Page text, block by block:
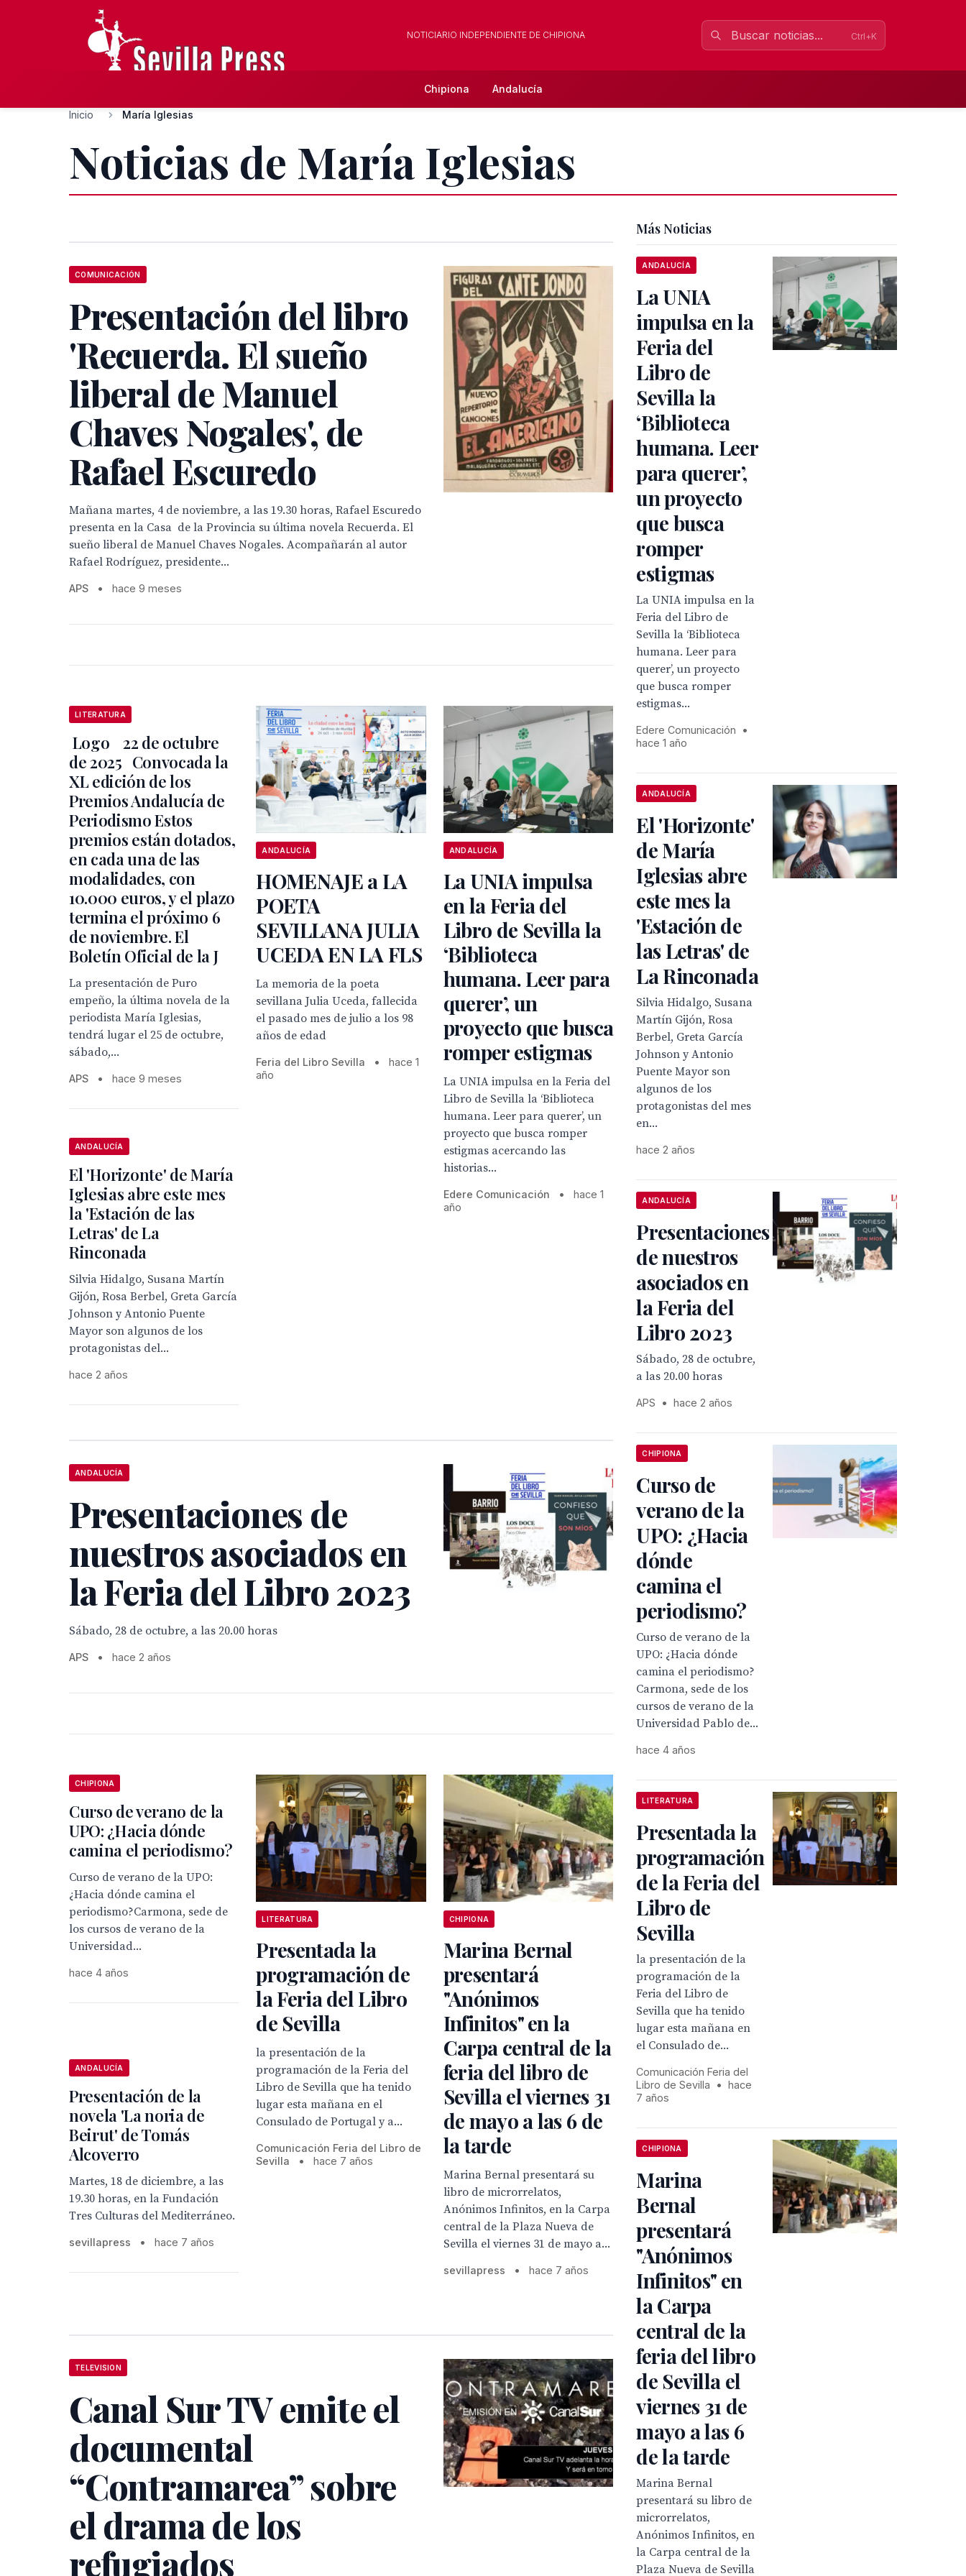
NOTICIARIO INDEPENDIENTE DE CHIPIONA Ctrl+K
Chipiona Andalucía
Inicio María Iglesias
Noticias de María Iglesias
COMUNICACIÓN
Presentación del libro
'Recuerda. El sueño
liberal de Manuel
Chaves Nogales', de
Rafael Escuredo
Mañana martes, 4 de noviembre, a las 19.30 horas, Rafael Escuredo
presenta en la Casa de la Provincia su última novela Recuerda. El
sueño liberal de Manuel Chaves Nogales. Acompañarán al autor
Rafael Rodríguez, presidente...
APS • hace 9 meses
LITERATURA
‌ Logo ‌ ‌ ‌ 22 de octubre
de 2025 ‌ ‌ Convocada la
XL edición de los
Premios Andalucía de
Periodismo Estos
premios están dotados,
en cada una de las
modalidades, con
10.000 euros, y el plazo
termina el próximo 6
de noviembre. El
Boletín Oficial de la J
La presentación de Puro
empeño, la última novela de la
periodista María Iglesias,
tendrá lugar el 25 de octubre,
sábado,...
APS • hace 9 meses
ANDALUCÍA
HOMENAJE a LA
POETA
SEVILLANA JULIA
UCEDA EN LA FLS
La memoria de la poeta
sevillana Julia Uceda, fallecida
el pasado mes de julio a los 98
años de edad
Feria del Libro Sevilla •
hace 1
año
ANDALUCÍA
La UNIA impulsa
en la Feria del
Libro de Sevilla la
‘Biblioteca
humana. Leer para
querer’, un
proyecto que busca
romper estigmas
La UNIA impulsa en la Feria del
Libro de Sevilla la ‘Biblioteca
humana. Leer para querer’, un
proyecto que busca romper
estigmas acercando las
historias...
Edere Comunicación •
hace 1
año
ANDALUCÍA
El 'Horizonte' de María
Iglesias abre este mes
la 'Estación de las
Letras' de La
Rinconada
Silvia Hidalgo, Susana Martín
Gijón, Rosa Berbel, Greta García
Johnson y Antonio Puente
Mayor son algunos de los
protagonistas del...
hace 2 años
ANDALUCÍA
Presentaciones de
nuestros asociados en
la Feria del Libro 2023
Sábado, 28 de octubre, a las 20.00 horas
APS • hace 2 años
CHIPIONA
Curso de verano de la
UPO: ¿Hacia dónde
camina el periodismo?
Curso de verano de la UPO:
¿Hacia dónde camina el
periodismo?Carmona, sede de
los cursos de verano de la
Universidad...
hace 4 años
LITERATURA
Presentada la
programación de
la Feria del Libro
de Sevilla
la presentación de la
programación de la Feria del
Libro de Sevilla que ha tenido
lugar esta mañana en el
Consulado de Portugal y a...
Comunicación Feria del Libro de
Sevilla
• hace 7 años
CHIPIONA
Marina Bernal
presentará
"Anónimos
Infinitos" en la
Carpa central de la
feria del libro de
Sevilla el viernes 31
de mayo a las 6 de
la tarde
Marina Bernal presentará su
libro de microrrelatos,
Anónimos Infinitos, en la Carpa
central de la Plaza Nueva de
Sevilla el viernes 31 de mayo a...
sevillapress • hace 7 años
ANDALUCÍA
Presentación de la
novela 'La noria de
Beirut' de Tomás
Alcoverro
Martes, 18 de diciembre, a las
19.30 horas, en la Fundación
Tres Culturas del Mediterráneo.
sevillapress • hace 7 años
TELEVISION
Canal Sur TV emite el
documental
“Contramarea” sobre
el drama de los
refugiados
Más Noticias
ANDALUCÍA
La UNIA
impulsa en la
Feria del
Libro de
Sevilla la
‘Biblioteca
humana. Leer
para querer’,
un proyecto
que busca
romper
estigmas
La UNIA impulsa en la
Feria del Libro de
Sevilla la ‘Biblioteca
humana. Leer para
querer’, un proyecto
que busca romper
estigmas...
Edere Comunicación
•
hace 1 año
ANDALUCÍA
El 'Horizonte'
de María
Iglesias abre
este mes la
'Estación de
las Letras' de
La Rinconada
Silvia Hidalgo, Susana
Martín Gijón, Rosa
Berbel, Greta García
Johnson y Antonio
Puente Mayor son
algunos de los
protagonistas del mes
en...
hace 2 años
ANDALUCÍA
Presentaciones
de nuestros
asociados en
la Feria del
Libro 2023
Sábado, 28 de octubre,
a las 20.00 horas
APS • hace 2 años
CHIPIONA
Curso de
verano de la
UPO: ¿Hacia
dónde
camina el
periodismo?
Curso de verano de la
UPO: ¿Hacia dónde
camina el periodismo?
Carmona, sede de los
cursos de verano de la
Universidad Pablo de...
hace 4 años
LITERATURA
Presentada la
programación
de la Feria del
Libro de
Sevilla
la presentación de la
programación de la
Feria del Libro de
Sevilla que ha tenido
lugar esta mañana en
el Consulado de...
Comunicación Feria del
Libro de Sevilla
•
hace
7 años
CHIPIONA
Marina
Bernal
presentará
"Anónimos
Infinitos" en
la Carpa
central de la
feria del libro
de Sevilla el
viernes 31 de
mayo a las 6
de la tarde
Marina Bernal
presentará su libro de
microrrelatos,
Anónimos Infinitos, en
la Carpa central de la
Plaza Nueva de Sevilla